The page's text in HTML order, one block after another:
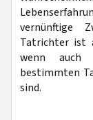
vernünftige
Tatrichter ist
wenn auch
bestimmten
sind.